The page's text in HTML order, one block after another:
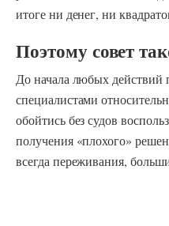
итоге ни денег, ни
Поэтому совет
До начала любых действий
специалистами
обойтись без судов
получения «плохого»
всегда переживания,